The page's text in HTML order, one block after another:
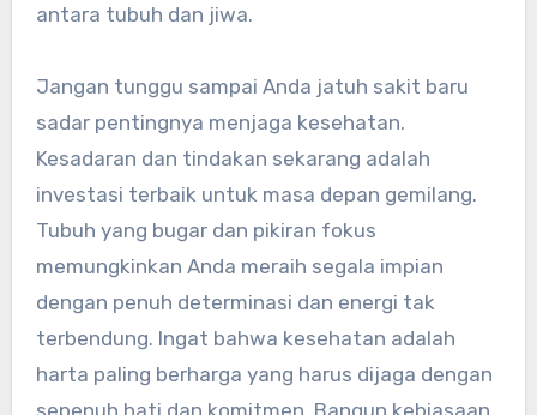
antara tubuh dan jiwa.
Jangan tunggu sampai Anda jatuh sakit baru
sadar pentingnya menjaga kesehatan.
Kesadaran dan tindakan sekarang adalah
investasi terbaik untuk masa depan gemilang.
Tubuh yang bugar dan pikiran fokus
memungkinkan Anda meraih segala impian
dengan penuh determinasi dan energi tak
terbendung. Ingat bahwa kesehatan adalah
harta paling berharga yang harus dijaga dengan
sepenuh hati dan komitmen. Bangun kebiasaan